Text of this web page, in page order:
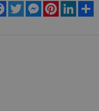
Facebook
Twitter MessengerPinterestLinkedIn